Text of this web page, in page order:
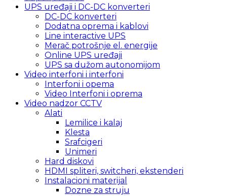
UPS uređaji i DC-DC konverteri
DC-DC konverteri
Dodatna oprema i kablovi
Line interactive UPS
Merač potrošnje el. energije
Online UPS uređaji
UPS sa dužom autonomijom
Video interfoni i interfoni
Interfoni i opema
Video Interfoni i oprema
Video nadzor CCTV
Alati
Lemilice i kalaj
Klesta
Srafcigeri
Unimeri
Hard diskovi
HDMI spliteri, switcheri, ekstenderi
Instalacioni materijal
Dozne za struju